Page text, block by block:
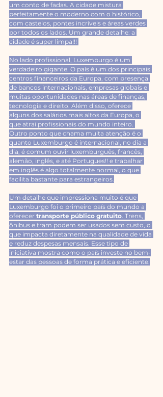
um conto de fadas. A cidade mistura
perfeitamente o moderno com o histórico,
com castelos, pontes incríveis e áreas verdes
por todos os lados. Um grande detalhe: a
cidade é super limpa!!!
No lado profissional, Luxemburgo é um
verdadeiro gigante. O país é um dos principais
centros financeiros da Europa, com presença
de bancos internacionais, empresas globais e
muitas oportunidades nas áreas de finanças,
tecnologia e direito. Além disso, oferece
alguns dos salários mais altos da Europa, o
que atrai profissionais do mundo inteiro.
Outro ponto que chama muita atenção é o
quanto Luxemburgo é internacional, no dia a
dia, é comum ouvir luxemburguês, francês,
alemão, inglês, e até Portugues!! e trabalhar
em inglês é algo totalmente normal, o que
facilita bastante para estrangeiros.
Um detalhe que impressiona muito é que
Luxemburgo foi o primeiro país do mundo a
oferecer transporte público gratuito . Trens,
ônibus e tram podem ser usados sem custo, o
que impacta diretamente na qualidade de vida
e reduz despesas mensais. Esse tipo de
iniciativa mostra como o país investe no bem-
estar das pessoas de forma prática e eficiente.